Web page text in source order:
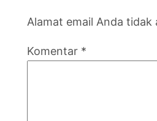
Alamat email Anda tidak
Komentar *